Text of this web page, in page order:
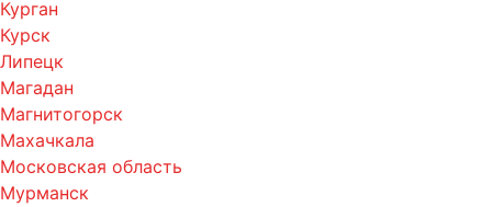
Курган
Курск
Липецк
Магадан
Магнитогорск
Махачкала
Московская область
Мурманск